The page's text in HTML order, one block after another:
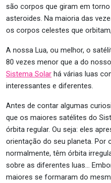
são corpos que giram em
asteroides. Na maioria das
os corpos celestes que
A nossa Lua, ou melhor, o
80 vezes menor que a do
Sistema Solar há várias luas
interessantes e diferentes.
Antes de contar algumas
que os maiores satélites do
órbita regular. Ou seja: eles
orientação do seu planeta. Por
normalmente, têm órbita
sobre as diferentes luas…
maiores se formaram do